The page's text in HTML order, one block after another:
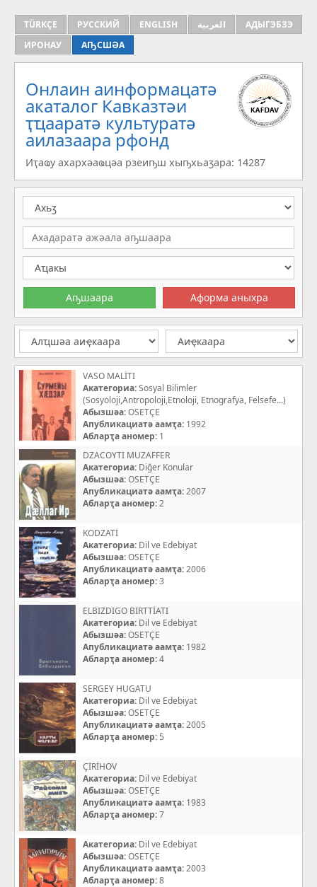
TÜRKÇE РУССКИЙ ENGLISH العربية
АДЫГЭБЗЭ
ИРОНАУ
АҦСШӘА
Онлаин аинформацатә
aкаталог Кавказтәи
ҭҵааратә культуратә
аилазаара рфонд
Иҭаҩу ахархәаҩцәа рзеиҧш хыҧхьаӡара: 14287
VASO MALİTI
Акатегориа:Sosyal Bilimler
(Sosyoloji,Antropoloji,Etnoloji, Etnografya, Felsefe...)
Абызшәа:OSETÇE
Апубликациатә аамҭа: 1992
Абларҭа аномер: 1
DZACOYTI MUZAFFER
Акатегориа: Diğer Konular
Абызшәа:OSETÇE
Апубликациатә аамҭа:2007
Абларҭа аномер:2
KODZATİ
Акатегориа: Dil ve Edebiyat
Абызшәа:OSETÇE
Апубликациатә аамҭа:2006
Абларҭа аномер:3
ELBIZDIGO BIRTTİATI
Акатегориа: Dil ve Edebiyat
Абызшәа:OSETÇE
Апубликациатә аамҭа: 1982
Абларҭа аномер:4
SERGEY HUGATU
Акатегориа: Dil ve Edebiyat
Абызшәа:OSETÇE
Апубликациатә аамҭа:2005
Абларҭа аномер: 5
ÇİRİHOV
Акатегориа: Dil ve Edebiyat
Абызшәа:OSETÇE
Апубликациатә аамҭа: 1983
Абларҭа аномер:7
Акатегориа: Dil ve Edebiyat
Абызшәа:OSETÇE
Апубликациатә аамҭа:2003
Абларҭа аномер:8